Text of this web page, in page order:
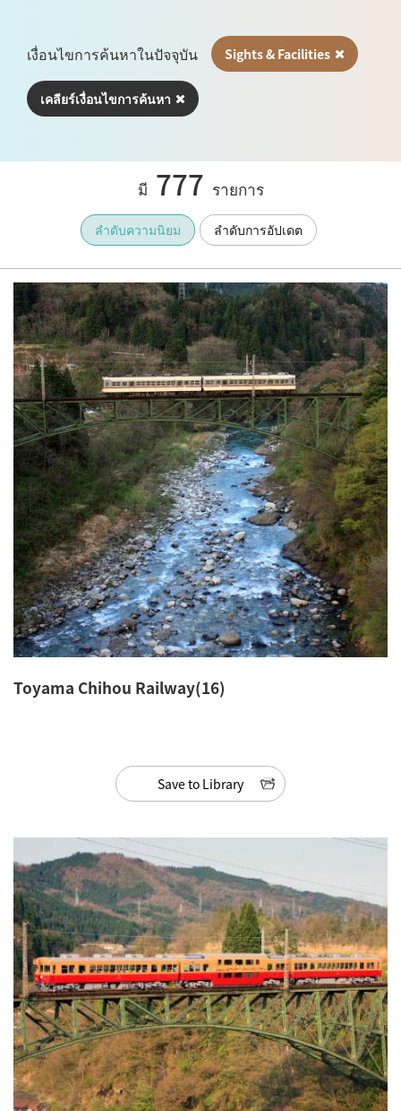
เงื่อนไขการค้นหาในปัจจุบัน Sights & Facilities
เคลียร์เงื่อนไขการค้นหา
มี 777 รายการ
ลำดับความนิยม ลำดับการอัปเดต
Toyama Chihou Railway(16)
Save to Library